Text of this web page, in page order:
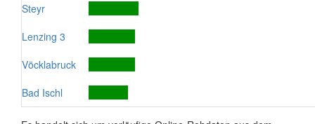
Steyr
Lenzing 3
Vöcklabruck
Bad Ischl